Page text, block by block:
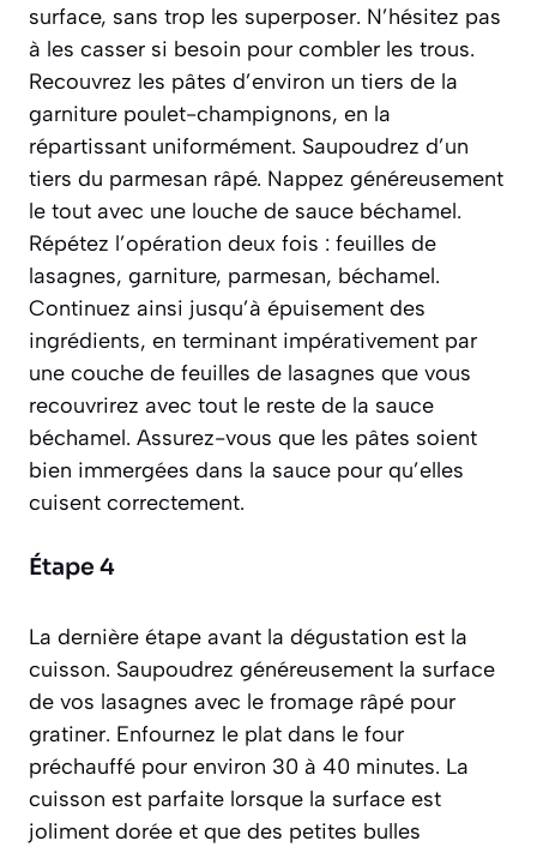
surface, sans trop les superposer. N’hésitez pas
à les casser si besoin pour combler les trous.
Recouvrez les pâtes d’environ un tiers de la
garniture poulet-champignons, en la
répartissant uniformément. Saupoudrez d’un
tiers du parmesan râpé. Nappez généreusement
le tout avec une louche de sauce béchamel.
Répétez l’opération deux fois : feuilles de
lasagnes, garniture, parmesan, béchamel.
Continuez ainsi jusqu’à épuisement des
ingrédients, en terminant impérativement par
une couche de feuilles de lasagnes que vous
recouvrirez avec tout le reste de la sauce
béchamel. Assurez-vous que les pâtes soient
bien immergées dans la sauce pour qu’elles
cuisent correctement.
Étape 4
La dernière étape avant la dégustation est la
cuisson. Saupoudrez généreusement la surface
de vos lasagnes avec le fromage râpé pour
gratiner. Enfournez le plat dans le four
préchauffé pour environ 30 à 40 minutes. La
cuisson est parfaite lorsque la surface est
joliment dorée et que des petites bulles